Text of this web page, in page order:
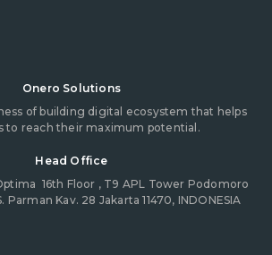
Onero Solutions
of building digital ecosystem that helps
to reach their maximum potential.
Head Office
16th Floor , T9 APL Tower Podomoro
Parman Kav. 28 Jakarta 11470, INDONESIA